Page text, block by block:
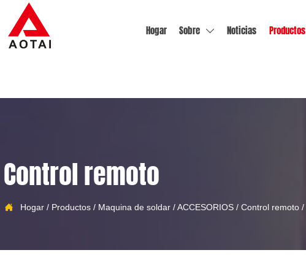
Hogar Sobre  Noticias Productos
Control remoto
 Hogar/ Productos/ Maquina de soldar/ACCESORIOS/ Control remoto/